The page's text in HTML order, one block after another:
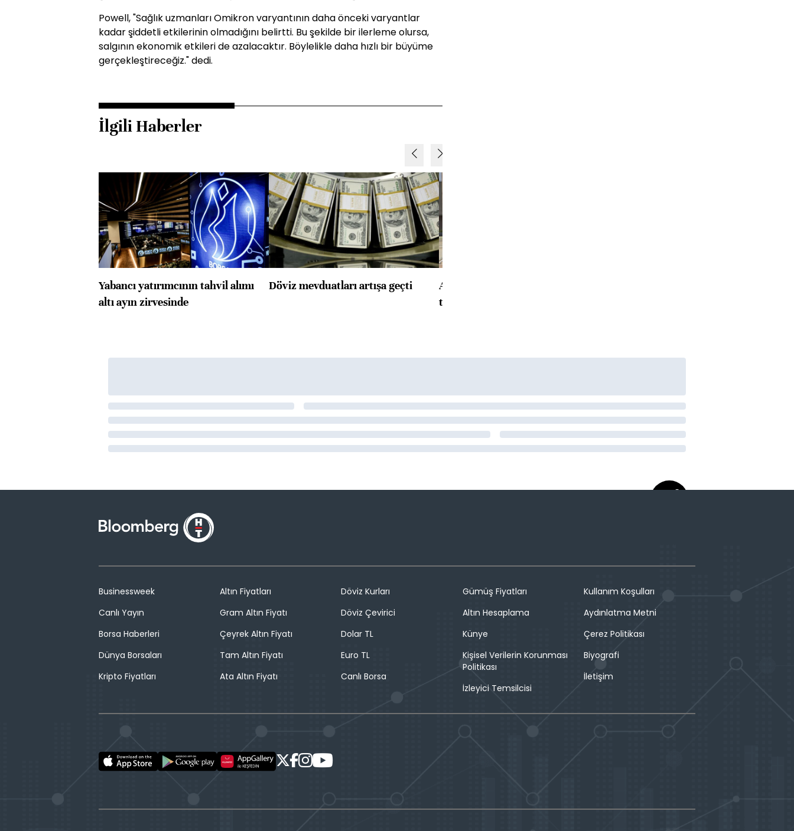
Powell, "Sağlık uzmanları Omikron varyantının daha önceki varyantlar
kadar şiddetli etkilerinin olmadığını belirtti. Bu şekilde bir ilerleme olursa,
salgının ekonomik etkileri de azalacaktır. Böylelikle daha hızlı bir büyüme
gerçekleştireceğiz." dedi.
İlgili Haberler
Yabancı yatırımcının tahvil alımı
altı ayın zirvesinde
Döviz mevduatları artışa geçti
ABD'de konut başlangıçları
toparlandı
Businessweek
Canlı Yayın
Borsa Haberleri
Dünya Borsaları
Kripto Fiyatları
Altın Fiyatları
Gram Altın Fiyatı
Çeyrek Altın Fiyatı
Tam Altın Fiyatı
Ata Altın Fiyatı
Döviz Kurları
Döviz Çevirici
Dolar TL
Euro TL
Canlı Borsa
Gümüş Fiyatları
Altın Hesaplama
Künye
Kişisel Verilerin Korunması
Politikası
İzleyici Temsilcisi
Kullanım Koşulları
Aydınlatma Metni
Çerez Politikası
Biyografi
İletişim